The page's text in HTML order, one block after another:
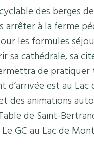
des berges
arrêter à la ferme
les formules
sa cathédrale, sa
de pratiquer
d’arrivée est au
des animations
de Saint-
GC au Lac de